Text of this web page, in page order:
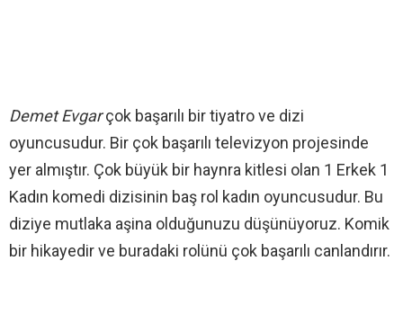
Demet Evgarçok başarılı bir tiyatro ve dizi
oyuncusudur. Bir çok başarılı televizyon projesinde
yer almıştır. Çok büyük bir haynra kitlesi olan 1 Erkek 1
Kadın komedi dizisinin baş rol kadın oyuncusudur. Bu
diziye mutlaka aşina olduğunuzu düşünüyoruz. Komik
bir hikayedir ve buradaki rolünü çok başarılı canlandırır.